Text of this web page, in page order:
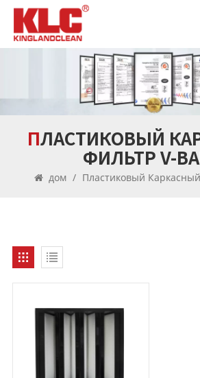
ПЛАСТИКОВЫЙ КАРКАСНЫЙ
ФИЛЬТР V-
дом / Пластиковый